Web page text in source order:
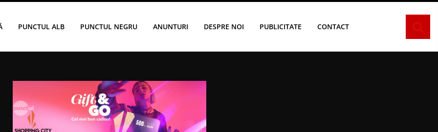
PUNCTUL ALB PUNCTUL NEGRU ANUNTURI DESPRE NOI PUBLICITATE CONTACT